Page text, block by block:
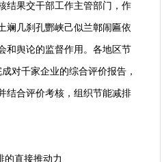
结果交干部工作主管部门，作
斓几刹孔酆峡己似兰鄣闹匾依
和舆论的监督作用。各地区节
对千家企业的综合评价报告，
结合评价考核，组织节能减排
的直接推动力